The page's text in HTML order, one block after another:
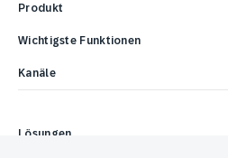
Produkt
Produkt kennenlernen
Wichtigste Funktionen
Kund*innendaten
Omnichannel-Marketing-Plattform
Kanäle
Digital Ads
Lösungen